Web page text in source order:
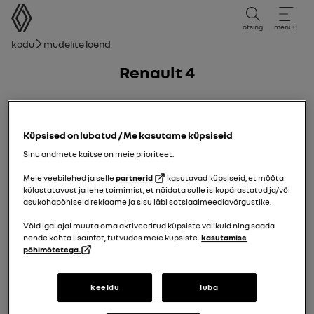
kasutusjuhend
otsing menüü
Leivakruvi
Kodu Mudelite loend
Renault 4
15/06/2026kuni täna
Küpsised on lubatud / Me kasutame küpsiseid
Sinu andmete kaitse on meie prioriteet.
Meie veebilehed ja sellepartnerid
kasutavad küpsiseid, et mõõta
külastatavust ja lehe toimimist, et näidata sulle isikupärastatud ja/või
asukohapõhiseid reklaame ja sisu läbi sotsiaalmeediavõrgustike.
Võid igal ajal muuta oma aktiveeritud küpsiste valikuid ning saada
nende kohta lisainfot, tutvudes meie küpsiste kasutamise
põhimõtetega.
keeldu luba